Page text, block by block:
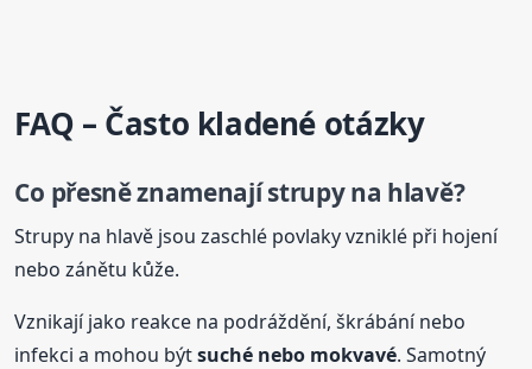
FAQ – Často kladené otázky
Co přesně znamenají strupy na hlavě?
Strupy na hlavě jsou zaschlé povlaky vzniklé při hojení
nebo zánětu kůže.
Vznikají jako reakce na podráždění, škrábání nebo
infekci a mohou býtsuché nebo mokvavé. Samotný